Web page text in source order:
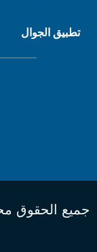
تطبيق الجوال